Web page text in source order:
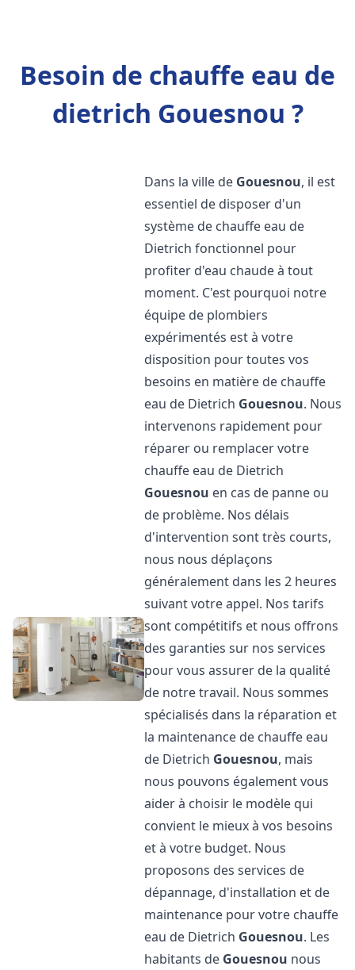
Besoin de chauffe eau de
dietrich Gouesnou ?
Dans la ville de Gouesnou, il est
essentiel de disposer d'un
système de chauffe eau de
Dietrich fonctionnel pour
profiter d'eau chaude à tout
moment. C'est pourquoi notre
équipe de plombiers
expérimentés est à votre
disposition pour toutes vos
besoins en matière de chauffe
eau de Dietrich Gouesnou. Nous
intervenons rapidement pour
réparer ou remplacer votre
chauffe eau de Dietrich
Gouesnou en cas de panne ou
de problème. Nos délais
d'intervention sont très courts,
nous nous déplaçons
généralement dans les 2 heures
suivant votre appel. Nos tarifs
sont compétitifs et nous offrons
des garanties sur nos services
pour vous assurer de la qualité
de notre travail. Nous sommes
spécialisés dans la réparation et
la maintenance de chauffe eau
de Dietrich Gouesnou, mais
nous pouvons également vous
aider à choisir le modèle qui
convient le mieux à vos besoins
et à votre budget. Nous
proposons des services de
dépannage, d'installation et de
maintenance pour votre chauffe
eau de Dietrich Gouesnou. Les
habitants de Gouesnou nous